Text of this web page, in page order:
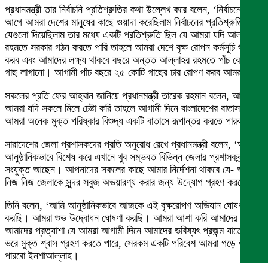
প্রধানমন্ত্রী তার নির্বাচনি প্রতিশ্রুতির কথা উল্লেখ করে বলেন, ‘নির্বাচনের
আগে আমরা দেশের মানুষের কাছে ওয়াদা করেছিলাম নির্বাচনের প্রতিশ্রুতি
যেগুলো দিয়েছিলাম তার মধ্যে একটি প্রতিশ্রুতি ছিল যে আমরা যদি আল্লাহর
রহমতে সরকার গঠন করতে পারি তাহলে আমরা দেশে বৃক্ষ রোপন কর্মসূচি শুরু
করব এবং আমাদের লক্ষ্য থাকবে বছরে অন্তত আল্লাহর রহমতে পাঁচ কোটি
গাছ লাগানো। আগামী পাঁচ বছরে ২৫ কোটি গাছের চার রোপণ করব আমরা।’
সকলের প্রতি ফের আহ্বান জানিয়ে প্রধানমন্ত্রী তারেক রহমান বলেন, আসুন
আমরা যদি সকলে মিলে চেষ্টা করি তাহলে আগামী দিনে বাংলাদেশের বাতাসকে
আমরা অনেক মুক্ত পরিষ্কার বিশুদ্ধ একটি বাতাসে রূপান্তর করতে পারব।’
সারাদেশের জেলা প্রশাসকদের প্রতি অনুরোধ রেখে প্রধানমন্ত্রী বলেন, ‘আজকে
আনুষ্ঠানিকভাবে বিশেষ করে এখানে খুব সম্ভবত বিভিন্ন জেলার প্রশাসকবৃন্দ
সংযুক্ত আছেন। আপনাদের সকলের কাছে আমার নির্দেশনা থাকবে যে- আপনার
নিজ নিজ জেলাকে সুন্দর সবুজ অভয়ারণ্য করার জন্য উদ্যোগ গ্রহণ করবেন।’
তিনি বলেন, ‘আমি আনুষ্ঠানিকভাবে আজকে এই বৃক্ষরোপণ অভিযান ঘোষণা
করছি। আমরা শুভ উদ্বোধন ঘোষণা করছি। আমরা আশা করি আমাদের ইচ্ছা
আমাদের প্রত্যাশা যে আমরা আগামী দিনে আমাদের ভবিষ্যৎ প্রজন্ম যাতে বুক
ভরে মুক্ত শ্বাস গ্রহণ করতে পারে, সেরকম একটি পরিবেশ আমরা গড়ে তুলতে
পারবো ইনশাআল্লাহ।